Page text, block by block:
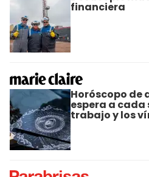
financiera
Horóscopo de
espera a cada
trabajo y los